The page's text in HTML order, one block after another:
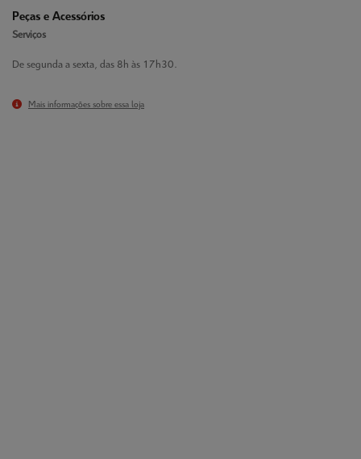
Peças e Acessórios
Serviços
De segunda a sexta, das 8h às 17h30.
Mais informações sobre essa loja